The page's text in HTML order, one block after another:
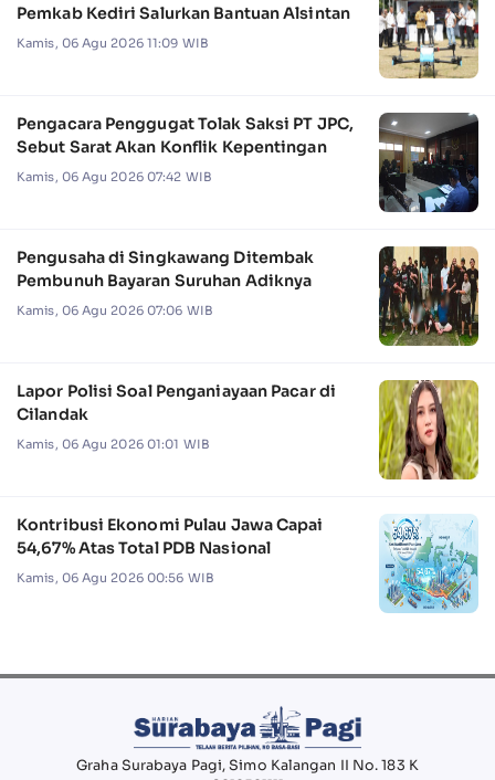
Pemkab Kediri Salurkan Bantuan Alsintan
Kamis, 06 Agu 2026 11:09 WIB
Pengacara Penggugat Tolak Saksi PT JPC,
Sebut Sarat Akan Konflik Kepentingan
Kamis, 06 Agu 2026 07:42 WIB
Pengusaha di Singkawang Ditembak
Pembunuh Bayaran Suruhan Adiknya
Kamis, 06 Agu 2026 07:06 WIB
Lapor Polisi Soal Penganiayaan Pacar di
Cilandak
Kamis, 06 Agu 2026 01:01 WIB
Kontribusi Ekonomi Pulau Jawa Capai
54,67% Atas Total PDB Nasional
Kamis, 06 Agu 2026 00:56 WIB
Graha Surabaya Pagi, Simo Kalangan II No. 183 K